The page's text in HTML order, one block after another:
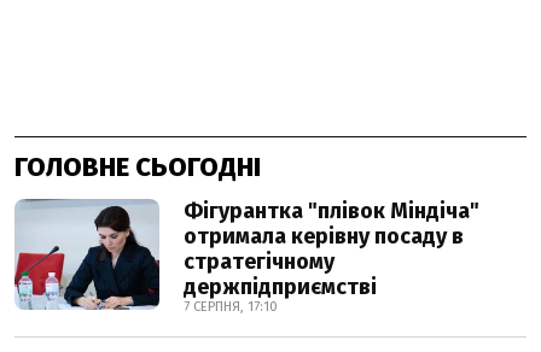
ГОЛОВНЕ СЬОГОДНІ
Фігурантка "плівок Міндіча"
отримала керівну посаду в
стратегічному
держпідприємстві
7 СЕРПНЯ, 17:10